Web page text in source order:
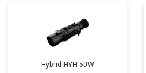
Hybrid HYH 50W